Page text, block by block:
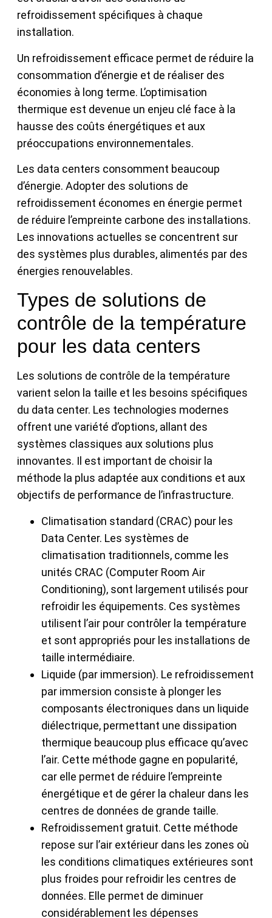
refroidissement spécifiques à chaque
installation.
Un refroidissement efficace permet de réduire la
consommation d’énergie et de réaliser des
économies à long terme. L’optimisation
thermique est devenue un enjeu clé face à la
hausse des coûts énergétiques et aux
préoccupations environnementales.
Les data centers consomment beaucoup
d’énergie. Adopter des solutions de
refroidissement économes en énergie permet
de réduire l’empreinte carbone des installations.
Les innovations actuelles se concentrent sur
des systèmes plus durables, alimentés par des
énergies renouvelables.
Types de solutions de
contrôle de la température
pour les data centers
Les solutions de contrôle de la température
varient selon la taille et les besoins spécifiques
du data center. Les technologies modernes
offrent une variété d’options, allant des
systèmes classiques aux solutions plus
innovantes. Il est important de choisir la
méthode la plus adaptée aux conditions et aux
objectifs de performance de l’infrastructure.
Climatisation standard (CRAC) pour les
Data Center. Les systèmes de
climatisation traditionnels, comme les
unités CRAC (Computer Room Air
Conditioning), sont largement utilisés pour
refroidir les équipements. Ces systèmes
utilisent l’air pour contrôler la température
et sont appropriés pour les installations de
taille intermédiaire.
Liquide (par immersion). Le refroidissement
par immersion consiste à plonger les
composants électroniques dans un liquide
diélectrique, permettant une dissipation
thermique beaucoup plus efficace qu’avec
l’air. Cette méthode gagne en popularité,
car elle permet de réduire l’empreinte
énergétique et de gérer la chaleur dans les
centres de données de grande taille.
Refroidissement gratuit. Cette méthode
repose sur l’air extérieur dans les zones où
les conditions climatiques extérieures sont
plus froides pour refroidir les centres de
données. Elle permet de diminuer
considérablement les dépenses